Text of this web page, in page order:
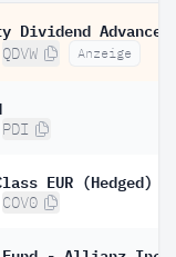
QDVW Anzeige
PDI
COV0